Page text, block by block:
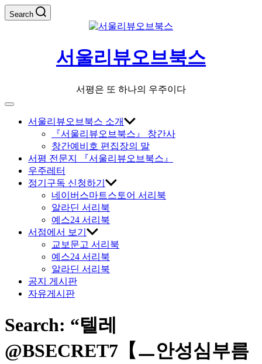
Skip
to
Search
서울리뷰오브북스
서평은 또 하나의 우주이다
Off
Canvas서울리뷰오브북스 소개
『서울리뷰오브북스』 창간사
창간예비호 편집장의 말
서평 전문지 『서울리뷰오브북스』
우주레터
정기구독 신청하기
네이버스마트스토어 서리북
알라딘 서리북
예스24 서리북
서점에서 보기
교보문고 서리북
예스24 서리북
알라딘 서리북
공지 게시판
자유게시판
Search: “텔레
@BSECRET7【ㅡ안성심부름